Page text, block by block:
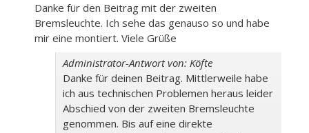
Danke für den Beitrag mit der zweiten
Bremsleuchte. Ich sehe das genauso so und habe
mir eine montiert. Viele Grüße
Administrator-Antwort von: Köfte
Danke für deinen Beitrag. Mittlerweile habe
ich aus technischen Problemen heraus leider
Abschied von der zweiten Bremsleuchte
genommen. Bis auf eine direkte